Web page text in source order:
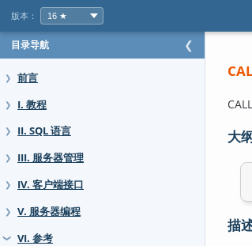
版本：
目录导航 ❮
❯ 前言
❯ I. 教程
❯ II. SQL 语言
❯ III. 服务器管理
❯ IV. 客户端接口
❯ V. 服务器编程
❯ VI. 参考
大
描